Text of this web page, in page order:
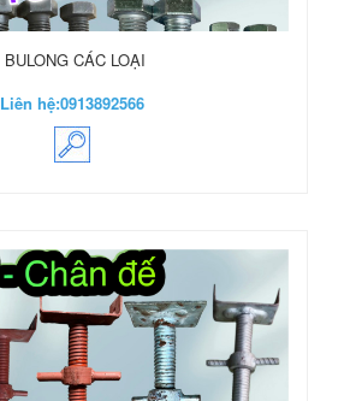
BULONG CÁC LOẠI
Liên hệ:0913892566